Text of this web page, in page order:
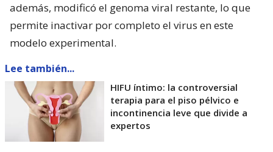
además, modificó el genoma viral restante, lo que
permite inactivar por completo el virus en este
modelo experimental.
Lee también...
HIFU íntimo: la controversial
terapia para el piso pélvico e
incontinencia leve que divide a
expertos